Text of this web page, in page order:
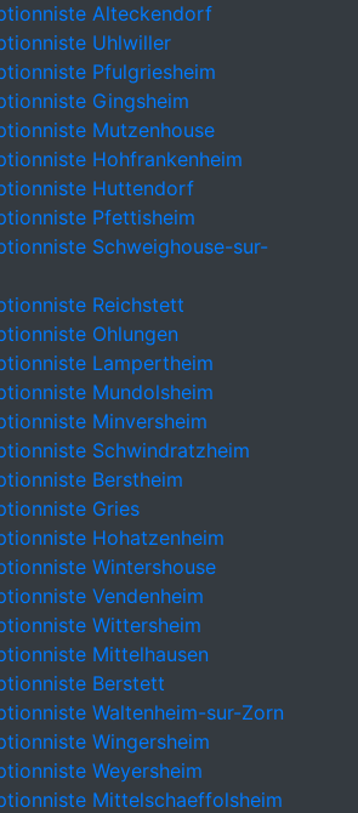
Alteckendorf
Uhlwiller
Pfulgriesheim
Gingsheim
Mutzenhouse
Hohfrankenheim
Huttendorf
Pfettisheim
Schweighouse-sur-
Reichstett
Ohlungen
Lampertheim
Mundolsheim
Minversheim
Schwindratzheim
Berstheim
Gries
Hohatzenheim
Wintershouse
Vendenheim
Wittersheim
Mittelhausen
Berstett
Waltenheim-sur-Zorn
Wingersheim
Weyersheim
Mittelschaeffolsheim